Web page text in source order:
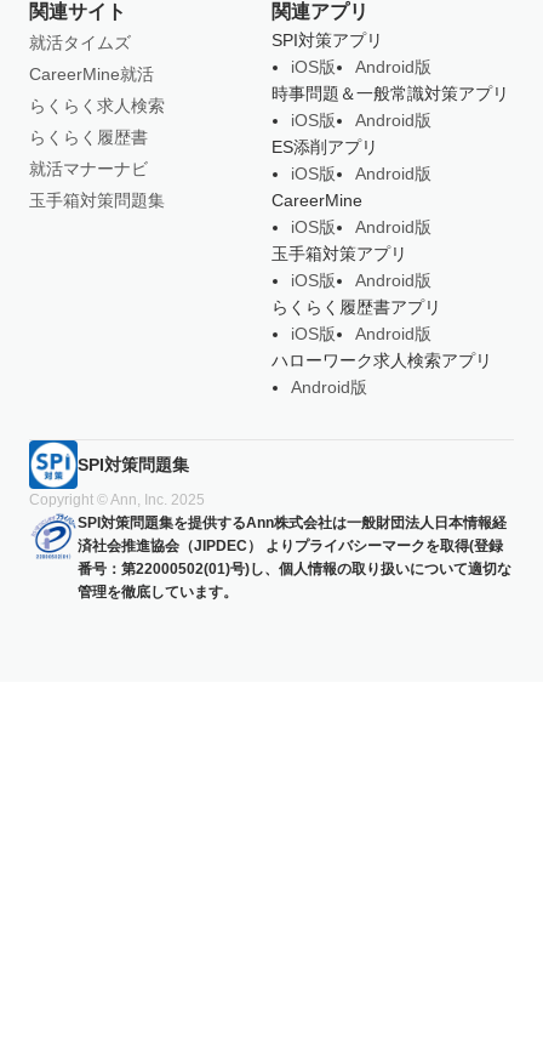
関連サイト
就活タイムズ
CareerMine就活
らくらく求人検索
らくらく履歴書
就活マナーナビ
玉手箱対策問題集
関連アプリ
SPI対策アプリ
iOS版
Android版
時事問題＆一般常識対策アプリ
iOS版
Android版
ES添削アプリ
iOS版
Android版
CareerMine
iOS版
Android版
玉手箱対策アプリ
iOS版
Android版
らくらく履歴書アプリ
iOS版
Android版
ハローワーク求人検索アプリ
Android版
SPI対策問題集
Copyright © Ann, Inc. 2025
SPI対策問題集を提供するAnn株式会社は一般財団法人日本情報経
済社会推進協会（JIPDEC） よりプライバシーマークを取得(登録
番号：第22000502(01)号)し、個人情報の取り扱いについて適切な
管理を徹底しています。